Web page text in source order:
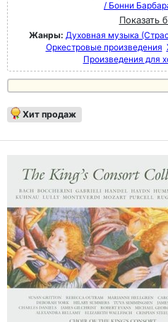
/ Бонни
Показать
Жанры: Духовная музыка
Оркестровые произведения
Произведения для
Хит продаж